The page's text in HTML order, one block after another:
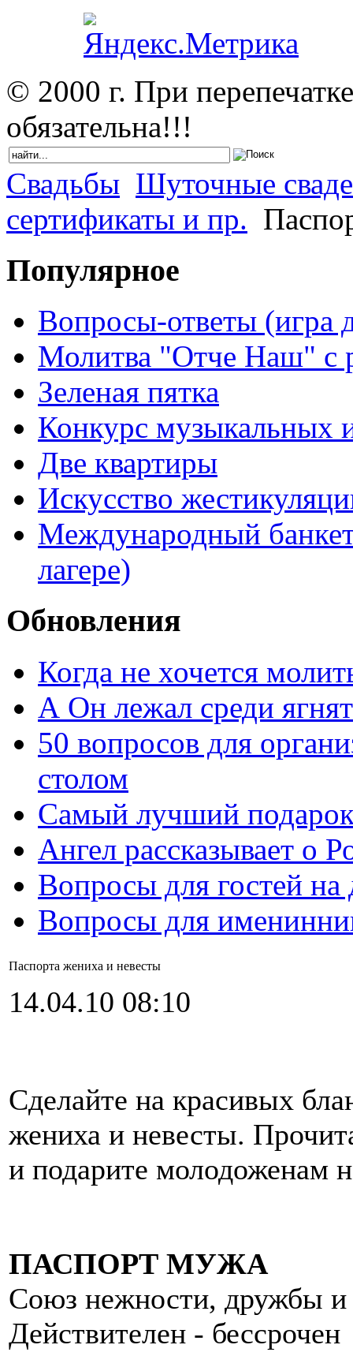
© 2000 г. При
обязательна!!!
Свадьбы Шуточные
сертификаты и пр.
Популярное
Вопросы-ответы (игра
Молитва "Отче Наш" с
Зеленая пятка
Конкурс музыкальных
Две квартиры
Искусство
Международный
лагере)
Обновления
Когда не хочется
А Он лежал среди ягнят
50 вопросов для
столом
Самый лучший
Ангел рассказывает о
Вопросы для гостей
Вопросы для
Паспорта жениха и невесты
14.04.10 08:10
Сделайте на красивых
жениха и невесты.
и подарите молодоженам
ПАСПОРТ МУЖА
Союз нежности, дружбы
Действителен - бессрочен